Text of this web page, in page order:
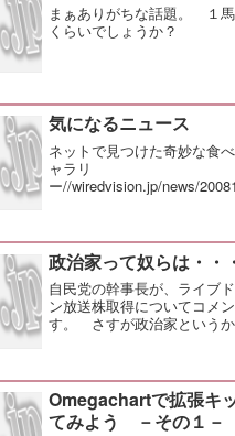
まぁありがちな話題。 １
くらいでしょうか？
気になるニュース
ネットで見つけた奇妙な食
ャラリ
ー//wiredvision.jp/news/
の海底ケーブルの中枢は山
た//journal.mycom.co.jp...
政治家って奴らは・・・
自民党の幹事長が、ライブ
ン放送株取得についてコメ
す。 さすが政治家という
まったく、お前らバカかと
てしまう。
Omegachartで拡張キ
てみよう －その１－